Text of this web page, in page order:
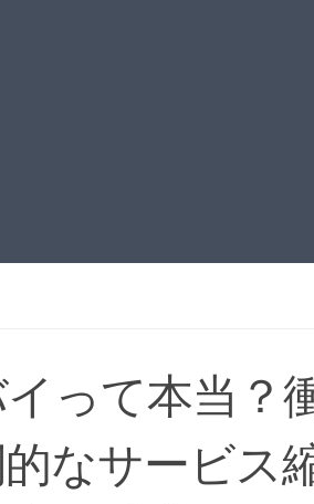
って本当？
なサービス